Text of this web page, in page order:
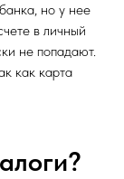
но у нее
в личный
не попадают.
как карта